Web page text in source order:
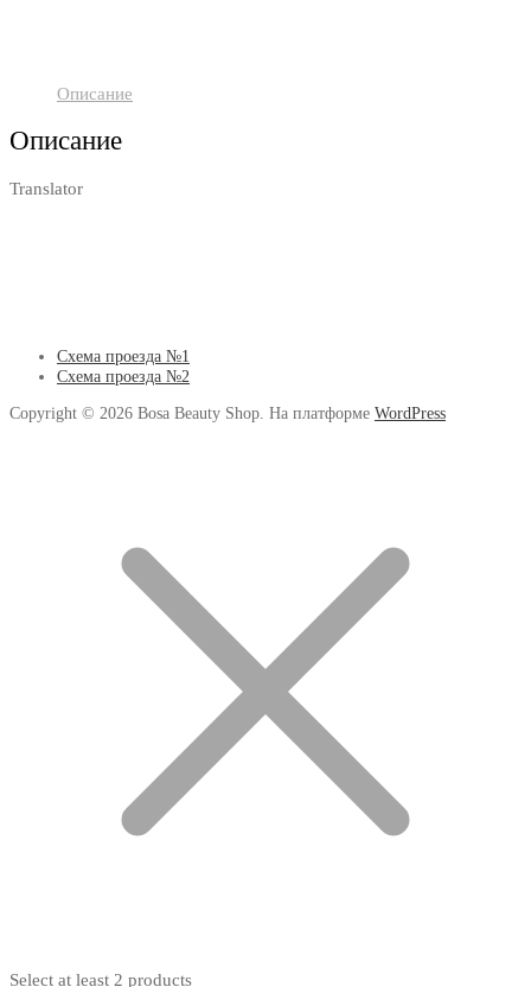
Описание
Описание
Translator
Схема проезда №1
Схема проезда №2
Copyright © 2026 Bosa Beauty Shop. На платформе WordPress
Select at least 2 products